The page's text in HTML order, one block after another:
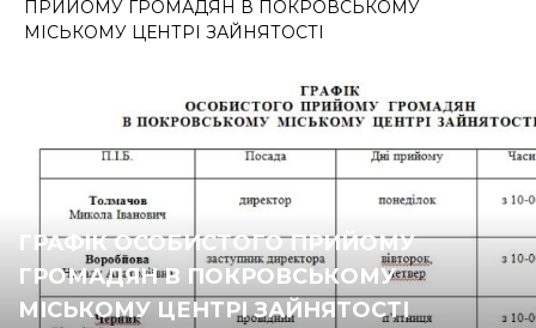
ПРИЙОМУ ГРОМАДЯН В ПОКРОВСЬКОМУ
МІСЬКОМУ ЦЕНТРІ ЗАЙНЯТОСТІ
ГРАФІК ОСОБИСТОГО ПРИЙОМУ
ГРОМАДЯН В ПОКРОВСЬКОМУ
МІСЬКОМУ ЦЕНТРІ ЗАЙНЯТОСТІ